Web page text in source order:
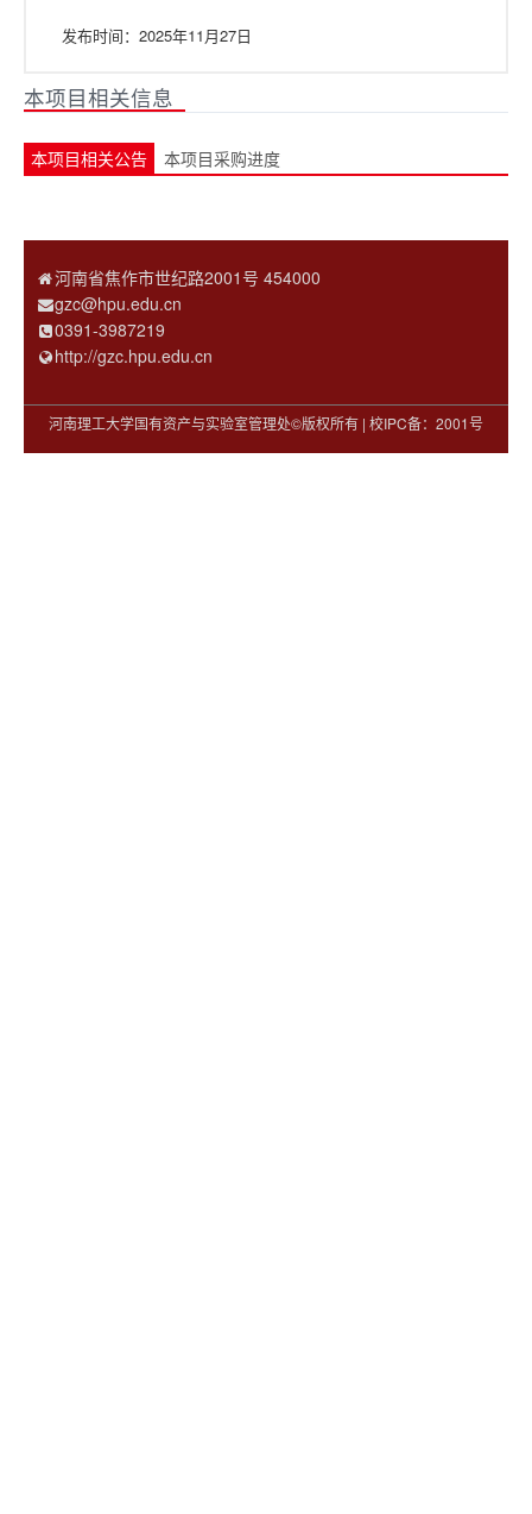
发布时间：2025年11月27日
本项目相关信息
本项目相关公告 本项目采购进度
河南省焦作市世纪路2001号 454000
gzc@hpu.edu.cn
0391-3987219
http://gzc.hpu.edu.cn
河南理工大学国有资产与实验室管理处©版权所有 | 校IPC备：2001号